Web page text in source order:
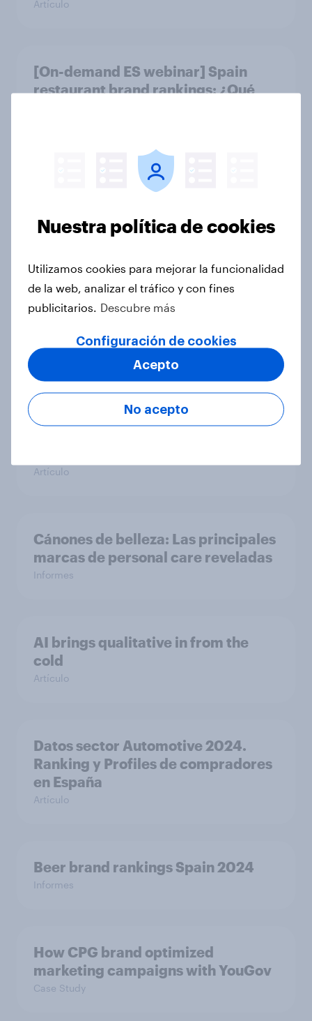
Artículo
[On-demand ES webinar] Spain
restaurant ​brand rankings​: ¿Qué
diciembre: El Corte Ingles, Ikea and
Artículo
Soft drink & beverage brand
rankings 2025
Artículo
Cánones de belleza: Las principales
marcas de personal care reveladas
Informes
AI brings qualitative in from the
cold
Artículo
Datos sector Automotive 2024.
Ranking y Profiles de compradores
en España
Artículo
Beer brand rankings Spain 2024
Informes
How CPG brand optimized
marketing campaigns with YouGov
Case Study
Nuestra política de cookies
Utilizamos cookies para mejorar la funcionalidad
de la web, analizar el tráfico y con fines
publicitarios.
Descubre más
Configuración de cookies
No acepto
Acepto